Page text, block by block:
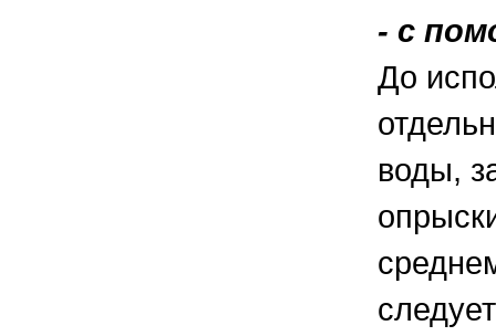
- с
До
воды,